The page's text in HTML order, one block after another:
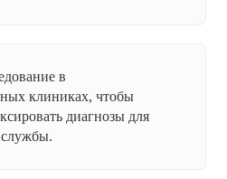
в
клиниках, чтобы
диагнозы для